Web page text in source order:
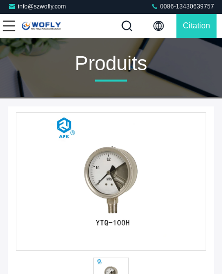
info@szwofly.com 0086-13430639757
Citation
Produits